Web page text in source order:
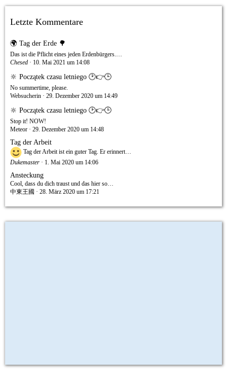
Letzte Kommentare
🌍 Tag der Erde 🌳
Das ist die Pflicht eines jeden Erdenbürgers.…
Chesed
10. Mai 2021 um 14:08
🔆 Początek czasu letniego 🕑👉🕒
No summertime, please.
Websucherin
29. Dezember 2020 um 14:49
🔆 Początek czasu letniego 🕑👉🕒
Stop it! NOW!
Meteor
29. Dezember 2020 um 14:48
Tag der Arbeit
Tag der Arbeit ist ein guter Tag. Er erinnert…
Dukemaster
1. Mai 2020 um 14:06
Ansteckung
Cool, dass du dich traust und das hier so…
中東王國
28. März 2020 um 17:21